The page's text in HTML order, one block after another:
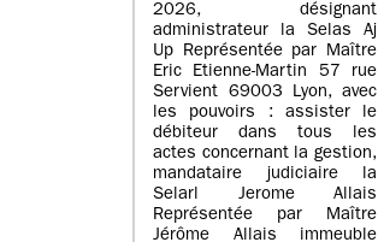
2026, désignant
administrateur la Selas Aj
Up Représentée par Maître
Eric Etienne-Martin 57 rue
Servient 69003 Lyon, avec
les pouvoirs : assister le
débiteur dans tous les
actes concernant la gestion,
mandataire judiciaire la
Selarl Jerome Allais
Représentée par Maître
Jérôme Allais immeuble